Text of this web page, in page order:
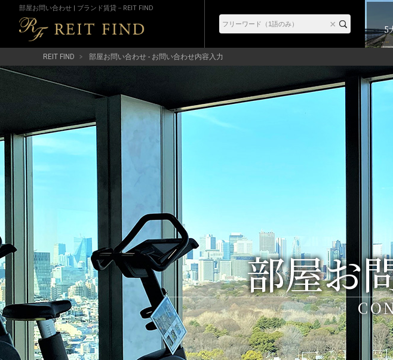
部屋お問い合わせ | ブランド賃貸－REIT FIND
5
REIT FIND 部屋お問い合わせ - お問い合わせ内容入力
部屋お